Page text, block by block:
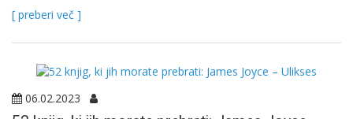
[ preberi več ]
06.02.2023